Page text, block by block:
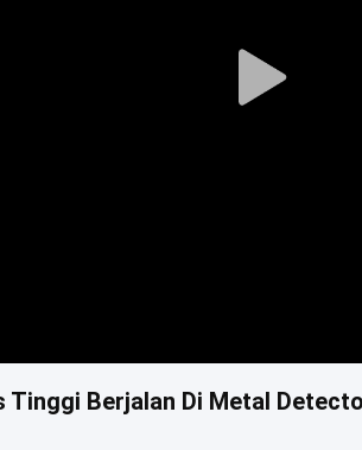
Play
Berjalan Di Metal